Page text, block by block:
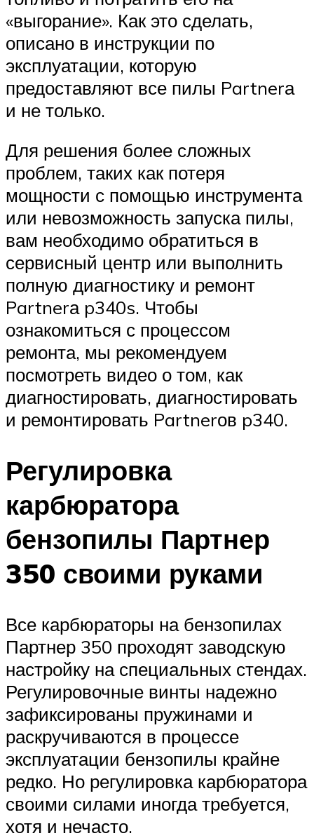
«выгорание». Как это сделать,
описано в инструкции по
эксплуатации, которую
предоставляют все пилы Partnerа
и не только.
Для решения более сложных
проблем, таких как потеря
мощности с помощью инструмента
или невозможность запуска пилы,
вам необходимо обратиться в
сервисный центр или выполнить
полную диагностику и ремонт
Partnerа p340s. Чтобы
ознакомиться с процессом
ремонта, мы рекомендуем
посмотреть видео о том, как
диагностировать, диагностировать
и ремонтировать Partnerов p340.
Регулировка
карбюратора
бензопилы Партнер
350 своими руками
Все карбюраторы на бензопилах
Партнер 350 проходят заводскую
настройку на специальных стендах.
Регулировочные винты надежно
зафиксированы пружинами и
раскручиваются в процессе
эксплуатации бензопилы крайне
редко. Но регулировка карбюратора
своими силами иногда требуется,
хотя и нечасто.